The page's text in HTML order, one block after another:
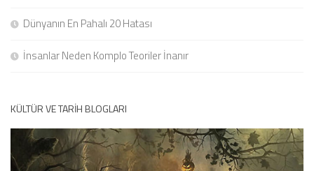
Dünyanın En Pahalı 20 Hatası
İnsanlar Neden Komplo Teoriler İnanır
KÜLTÜR VE TARIH BLOGLARI